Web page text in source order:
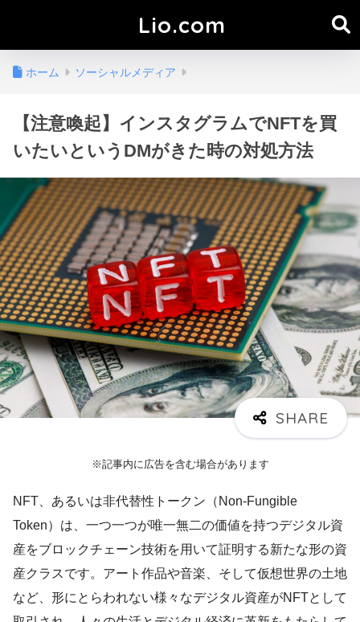
Lio.com
ホーム ソーシャルメディア
【注意喚起】インスタグラムでNFTを買
いたいというDMがきた時の対処方法
※記事内に広告を含む場合があります
NFT、あるいは非代替性トークン（Non-Fungible
Token）は、一つ一つが唯一無二の価値を持つデジタル資
産をブロックチェーン技術を用いて証明する新たな形の資
産クラスです。アート作品や音楽、そして仮想世界の土地
など、形にとらわれない様々なデジタル資産がNFTとして